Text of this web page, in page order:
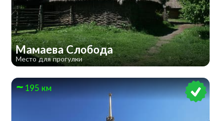
Мамаева Слобода
Место для прогулки
195 км